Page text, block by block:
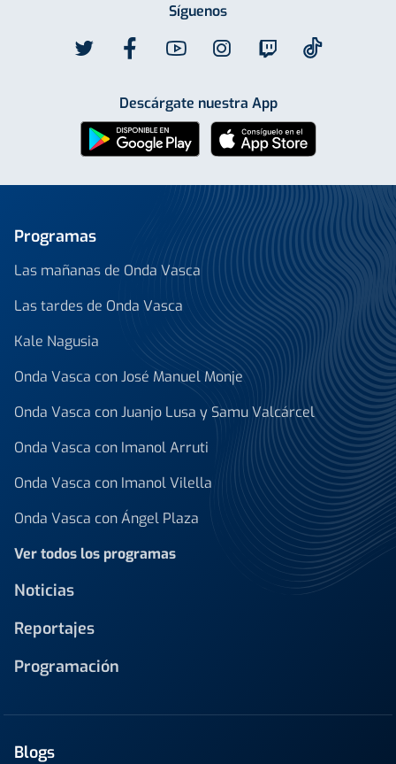
Síguenos
Descárgate nuestra App
Programas
Las mañanas de Onda Vasca
Las tardes de Onda Vasca
Kale Nagusia
Onda Vasca con José Manuel Monje
Onda Vasca con Juanjo Lusa y Samu Valcárcel
Onda Vasca con Imanol Arruti
Onda Vasca con Imanol Vilella
Onda Vasca con Ángel Plaza
Ver todos los programas
Noticias
Reportajes
Programación
Blogs